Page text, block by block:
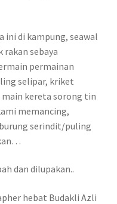
ini di kampung, seawal
rakan sebaya
permainan
selipar, kriket
kereta sorong tin
memancing,
serindit/puling
dan dilupakan..
hebat Budakli Azli